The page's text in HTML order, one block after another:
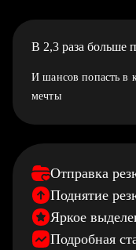
В 2,3 раза больше
И шансов попасть в
мечты
Отправка
Поднятие
Яркое
Подробная